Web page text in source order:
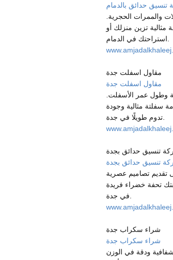
تنسيق حدائق بالدمام
والممرات الحجرية.
تزين منزلك أو
مقاول اسفلت جدة
مقاول اسفلت جدة
وطول عمر الأسفلت.
سفلتة مثالية وجودة
تنسيق حدائق بجدة
تنسيق حدائق بجدة
تقديم تصاميم عصرية
تحفة خضراء فريدة
شراء سكراب جدة
شراء سكراب جدة
ودقة في الوزن